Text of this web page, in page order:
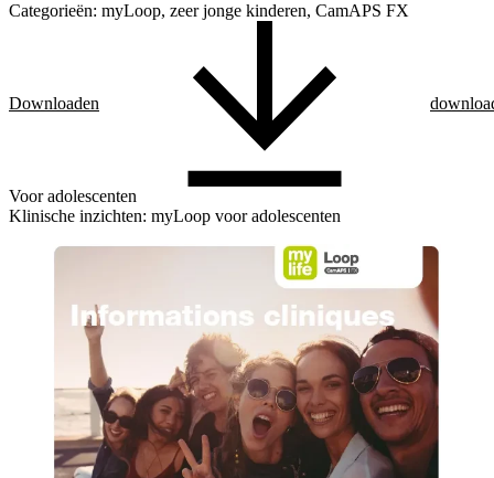
Categorieën: myLoop, zeer jonge kinderen, CamAPS FX
Downloaden
Voor adolescenten
Klinische inzichten: myLoop voor adolescenten